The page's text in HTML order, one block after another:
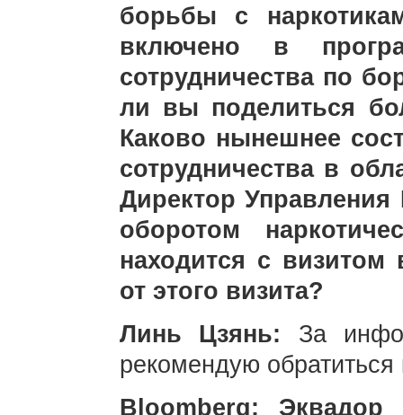
борьбы с
включено в
сотрудничества по
ли вы поделиться
Каково нынешнее
сотрудничества в
Директор
оборотом
находится с визитом
от этого визита?
Линь Цзянь: За
рекомендую
Bloomberg: Эквадор